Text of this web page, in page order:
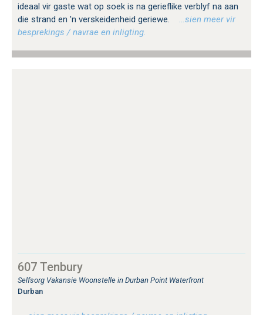
ideaal vir gaste wat op soek is na gerieflike verblyf na aan
die strand en 'n verskeidenheid geriewe.
…sien meer vir
besprekings / navrae en inligting.
607 Tenbury
Selfsorg Vakansie Woonstelle in Durban Point Waterfront
Durban